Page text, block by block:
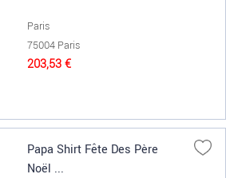
Paris
75004 Paris
203,53 €
Papa Shirt Fête Des Père
Noël ...